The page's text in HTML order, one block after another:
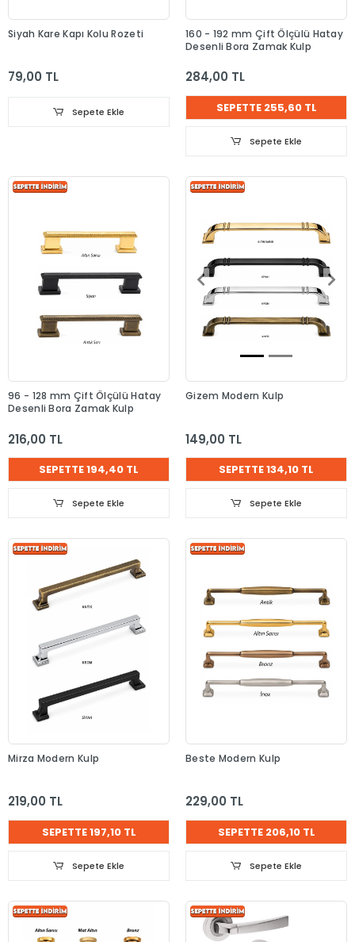
Siyah Kare Kapı Kolu Rozeti
79,00 TL
Sepete Ekle
160 - 192 mm Çift Ölçülü Hatay
Desenli Bora Zamak Kulp
284,00 TL
SEPETTE 255,60 TL
Sepete Ekle
96 - 128 mm Çift Ölçülü Hatay
Desenli Bora Zamak Kulp
216,00 TL
SEPETTE 194,40 TL
Sepete Ekle
Gizem Modern Kulp
149,00 TL
SEPETTE 134,10 TL
Sepete Ekle
Mirza Modern Kulp
219,00 TL
SEPETTE 197,10 TL
Sepete Ekle
Beste Modern Kulp
229,00 TL
SEPETTE 206,10 TL
Sepete Ekle